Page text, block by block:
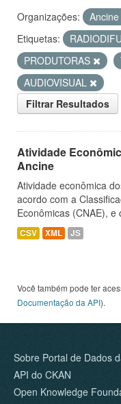
Organizações: Ancine
Etiquetas:
PRODUTORAS
AUDIOVISUAL
Filtrar Resultados
Atividade
Ancine
Atividade econômica
acordo com a
Econômicas (CNAE),
CSV XML JS
Você também pode ter
Documentação da API).
Sobre Portal de Dados
API do CKAN
Open Knowledge